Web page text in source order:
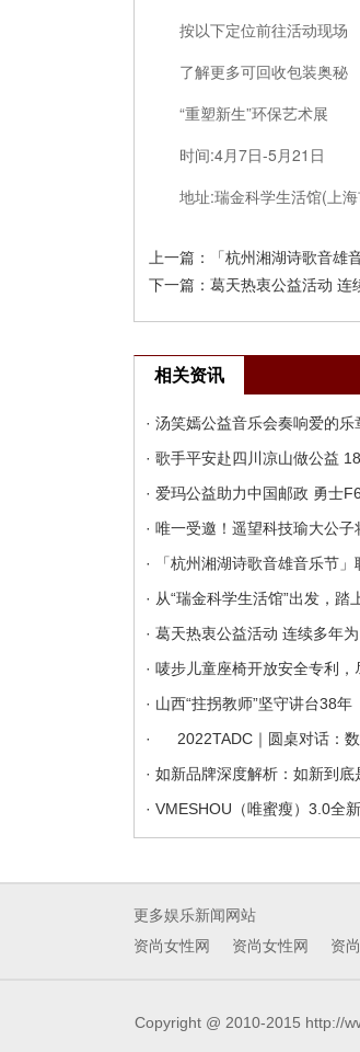
按以下定位前往活动现场
了解更多可回收包装奥秘
“重塑新生”环保艺术展
时间:4月7日-5月21日
地址:瑞金科学生活馆(上
上一篇：
「杭州湘湖诗歌音雄
下一篇： 葛天热衷公益活动 连
相关资讯
· 汤笑嫣公益音乐会奏响爱的乐
· 歌手平安赴四川凉山做公益
· 爱玛公益助力中国邮政 勇士
· 唯一受邀！遥望科技瑜大公
· 「杭州湘湖诗歌音雄音乐节
· 从“瑞金科学生活馆”出发，踏
· 葛天热衷公益活动 连续多年
· 唛步儿童座椅开放安全专利，
· 山西“拄拐教师”坚守讲台38年
· 2022TADC｜圆桌对话：数
· 如新品牌深度解析：如新到底
· VMESHOU（唯蜜瘦）3.0全
更多娱乐新闻网站
资尚女性网
资尚女性网 资
Copyright @ 2010-2015 http://